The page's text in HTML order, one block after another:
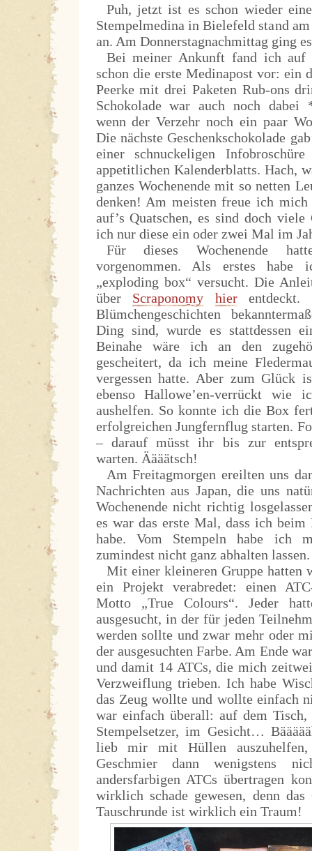
Puh, jetzt ist es schon wieder
Stempelmedina in Bielefeld stand
an. Am Donnerstagnachmittag ging
Bei meiner Ankunft fand ich auf
schon die erste Medinapost vor: ein
Peerke mit drei Paketen Rub-ons
Schokolade war auch noch dabei
wenn der Verzehr noch ein paar
Die nächste Geschenkschokolade
einer schnuckeligen
appetitlichen Kalenderblatts. Hach,
ganzes Wochenende mit so netten
denken! Am meisten freue ich
auf’s Quatschen, es sind doch
ich nur diese ein oder zwei Mal im
Für dieses Wochenende
vorgenommen. Als erstes
„exploding box“ versucht. Die
über Scraponomy hierentdeckt.
Blümchengeschichten
Ding sind, wurde es stattdessen
Beinahe wäre ich an den
gescheitert, da ich meine
vergessen hatte. Aber zum Glück
ebenso Hallowe’en-verrückt wie
aushelfen. So konnte ich die Box
erfolgreichen Jungfernflug starten.
– darauf müsst ihr bis zur
warten. Äääätsch!
Am Freitagmorgen ereilten uns
Nachrichten aus Japan, die uns
Wochenende nicht richtig
es war das erste Mal, dass ich beim
habe. Vom Stempeln habe ich
zumindest nicht ganz abhalten lassen.
Mit einer kleineren Gruppe hatten
ein Projekt verabredet: einen
Motto „True Colours“. Jeder
ausgesucht, in der für jeden
werden sollte und zwar mehr oder
der ausgesuchten Farbe. Am Ende
und damit 14 ATCs, die mich
Verzweiflung trieben. Ich habe
das Zeug wollte und wollte einfach
war einfach überall: auf dem Tisch,
Stempelsetzer, im Gesicht…
lieb mir mit Hüllen
Geschmier dann wenigstens
andersfarbigen ATCs übertragen
wirklich schade gewesen, denn das
Tauschrunde ist wirklich ein Traum!